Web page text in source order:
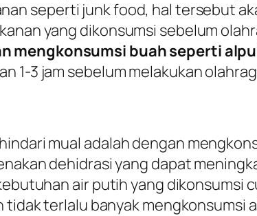
seperti junk food, hal tersebut
yang dikonsumsi sebelum
mengkonsumsi buah seperti
1-3 jam sebelum melakukan
mual adalah dengan
dehidrasi yang dapat
air putih yang dikonsumsi
terlalu banyak mengkonsumsi